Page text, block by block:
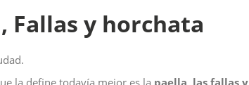
Fallas y horchata
la define todavía mejor es la paella, las fallas y